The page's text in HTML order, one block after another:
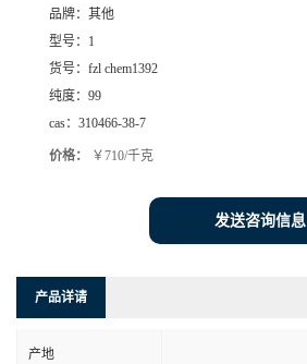
品牌： 其他
型号： 1
货号： fzl chem1392
纯度： 99
cas： 310466-38-7
价格： ￥710/千克
发送咨询信息
产品详请
产地